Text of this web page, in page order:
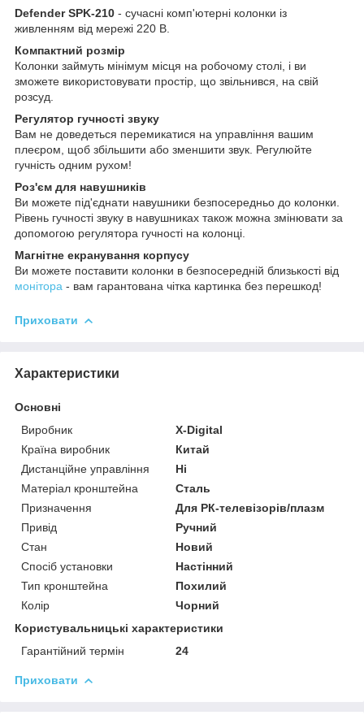
Defender SPK-210 - сучасні комп'ютерні колонки із
живленням від мережі 220 В.
Компактний розмір
Колонки займуть мінімум місця на робочому столі, і ви
зможете використовувати простір, що звільнився, на свій
розсуд.
Регулятор гучності звуку
Вам не доведеться перемикатися на управління вашим
плеєром, щоб збільшити або зменшити звук. Регулюйте
гучність одним рухом!
Роз'єм для навушників
Ви можете під'єднати навушники безпосередньо до колонки.
Рівень гучності звуку в навушниках також можна змінювати за
допомогою регулятора гучності на колонці.
Магнітне екранування корпусу
Ви можете поставити колонки в безпосередній близькості від
монітора - вам гарантована чітка картинка без перешкод!
Приховати
Характеристики
Основні
Виробник
X-Digital
Країна виробник
Китай
Дистанційне управління
Ні
Матеріал кронштейна
Сталь
Призначення
Для РК-телевізорів/плазм
Привід
Ручний
Стан
Новий
Спосіб установки
Настінний
Тип кронштейна
Похилий
Колір
Чорний
Користувальницькі характеристики
Гарантійний термін
24
Приховати